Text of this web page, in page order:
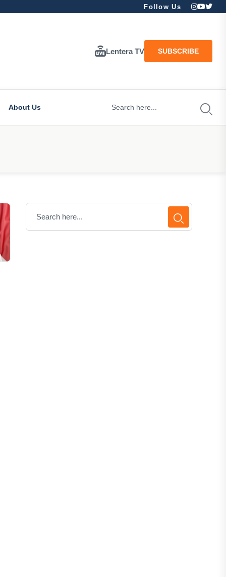
Follow Us
Lentera TV SUBSCRIBE
About Us